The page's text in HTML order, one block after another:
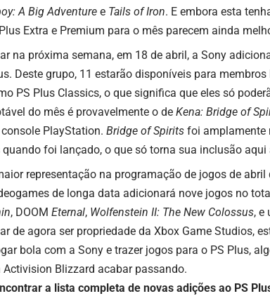
A Big Adventure e Tails of Iron. E embora esta
Extra e Premium para o mês parecem ainda
na próxima semana, em 18 de abril, a Sony
Deste grupo, 11 estarão disponíveis para
PS Plus Classics, o que significa que eles só
do mês é provavelmente o de Kena: Bridge of
PlayStation. Bridge of Spirits foi amplamente
foi lançado, o que só torna sua inclusão
representação na programação de jogos de
de longa data adicionará nove jogos no
, DOOM Eternal, Wolfenstein II: The New Colossus, e
de agora ser propriedade da Xbox Game Studios,
bola com a Sony e trazer jogos para o PS Plus,
Blizzard acabar passando.
a lista completa de novas adições ao PS